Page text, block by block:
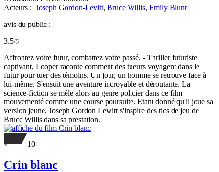
Acteurs : Joseph Gordon-Levitt, Bruce Willis, Emily Blunt
avis du public :
3.5/5
Affrontez votre futur, combattez votre passé. - Thriller futuriste
captivant, Looper raconte comment des tueurs voyagent dans le
futur pour tuer des témoins. Un jour, un homme se retrouve face à
lui-même. S'ensuit une aventure incroyable et déroutante. La
science-fiction se mêle alors au genre policier dans ce film
mouvementé comme une course poursuite. Etant donné qu'il joue sa
version jeune, Joseph Gordon Lewitt s'inspire des tics de jeu de
Bruce Willis dans sa prestation.
10
Crin blanc